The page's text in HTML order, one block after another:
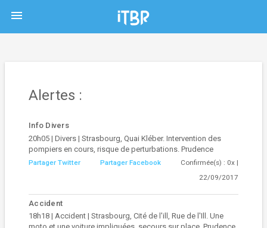
menu
Alertes :
Info Divers
20h05 | Divers | Strasbourg, Quai Kléber. Intervention des
pompiers en cours, risque de perturbations. Prudence
Partager Twitter Partager Facebook
Confirmée(s) : 0x |
22/09/2017
Accident
18h18 | Accident | Strasbourg, Cité de l'ill, Rue de l'Ill. Une